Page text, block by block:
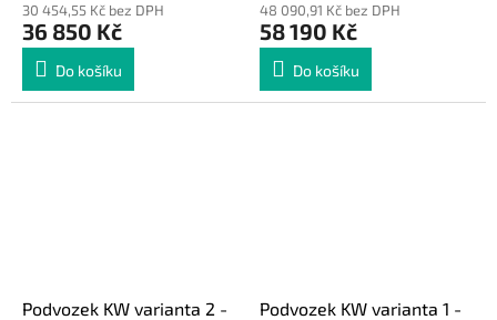
30 454,55 Kč bez DPH
36 850 Kč
Do košíku
48 090,91 Kč bez DPH
58 190 Kč
Do košíku
Podvozek KW varianta 2 -
Podvozek KW varianta 1 -